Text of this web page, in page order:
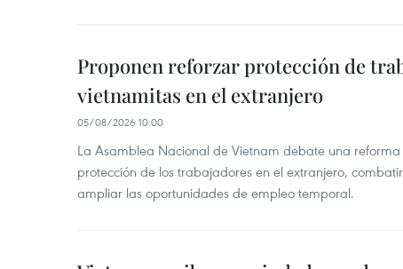
Proponen reforzar protección de
vietnamitas en el extranjero
05/08/2026 10:00
La Asamblea Nacional de Vietnam debate una
protección de los trabajadores en el extranjero,
ampliar las oportunidades de empleo temporal.